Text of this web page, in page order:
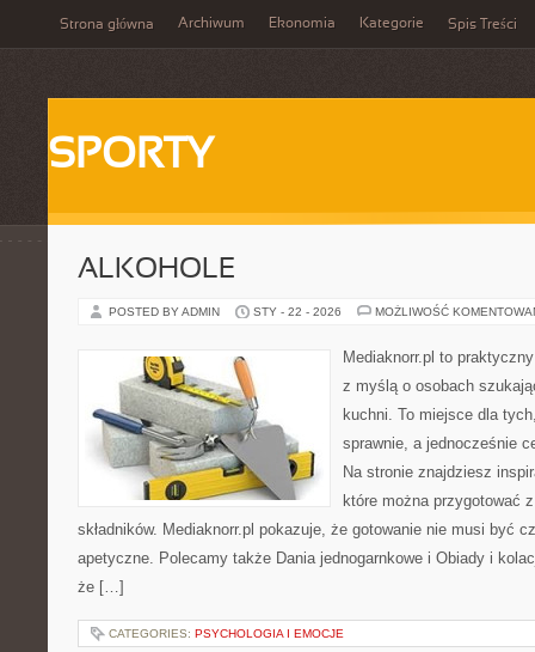
Strona główna Archiwum Ekonomia Kategorie Spis Treści
SPORTY
ALKOHOLE
POSTED BY ADMIN STY - 22 - 2026 MOŻLIWOŚĆ
Mediaknorr.pl to
z myślą o osobach
kuchni. To miejsce dla
sprawnie, a jednocześnie
Na stronie znajdziesz
które można przygotować
składników. Mediaknorr.pl pokazuje, że gotowanie nie musi być
apetyczne. Polecamy także Dania jednogarnkowe i Obiady i
że […]
CATEGORIES: PSYCHOLOGIA I EMOCJE